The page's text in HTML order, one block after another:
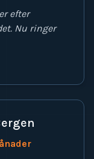
efter
Nu ringer